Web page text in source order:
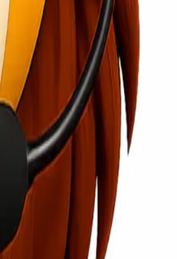
representasi layanan pengiriman hemat
Lionel Express.